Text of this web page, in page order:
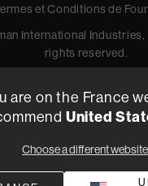
et Conditions de
International
rights reserved.
are on the France
United
Choose a different